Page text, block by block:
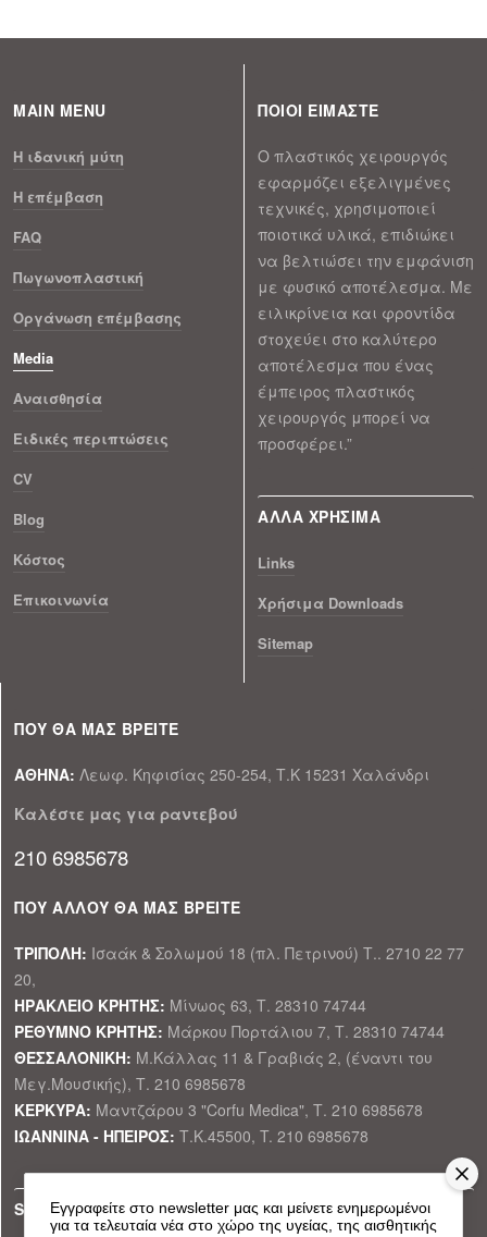
MAIN MENU
H ιδανική μύτη
Η επέμβαση
FAQ
Πωγωνοπλαστική
Οργάνωση επέμβασης
Media
Αναισθησία
Ειδικές περιπτώσεις
CV
Blog
Κόστος
Επικοινωνία
ΠΟΙΟΙ ΕΙΜΑΣΤΕ
Ο πλαστικός χειρουργός
εφαρμόζει εξελιγμένες
τεχνικές, χρησιμοποιεί
ποιοτικά υλικά, επιδιώκει
να βελτιώσει την εμφάνιση
με φυσικό αποτέλεσμα. Με
ειλικρίνεια και φροντίδα
στοχεύει στο καλύτερο
αποτέλεσμα που ένας
έμπειρος πλαστικός
χειρουργός μπορεί να
προσφέρει.”
ΑΛΛΑ ΧΡΗΣΙΜΑ
Links
Xρήσιμα Downloads
Sitemap
ΠΟΥ ΘΑ ΜΑΣ ΒΡΕΙΤΕ
ΑΘΗΝΑ: Λεωφ. Κηφισίας 250-254, Τ.Κ 15231 Χαλάνδρι
Καλέστε μας για ραντεβού
210 6985678
ΠΟΥ ΑΛΛΟΥ ΘΑ ΜΑΣ ΒΡΕΙΤΕ
ΤΡΙΠΟΛΗ: Ισαάκ & Σολωμού 18 (πλ. Πετρινού) Τ.. 2710 22 77
20,
ΗΡΑΚΛΕΙΟ ΚΡΗΤΗΣ: Μίνωος 63, Τ. 28310 74744
ΡΕΘΥΜΝΟ ΚΡΗΤΗΣ: Μάρκου Πορτάλιου 7, Τ. 28310 74744
ΘΕΣΣΑΛΟΝΙΚΗ: Μ.Κάλλας 11 & Γραβιάς 2, (έναντι του
Μεγ.Μουσικής), Τ. 210 6985678
ΚΕΡΚΥΡΑ: Μαντζάρου 3 "Corfu Medica", Τ. 210 6985678
ΙΩΑΝΝΙΝΑ - ΗΠΕΙΡΟΣ: Τ.Κ.45500, T. 210 6985678
Εγγραφείτε στο newsletter μας και μείνετε ενημερωμένοι
για τα τελευταία νέα στο χώρο της υγείας, της αισθητικής
SOCIAL MEDIA